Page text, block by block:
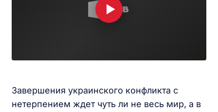
Завершения украинского конфликта с
нетерпением ждет чуть ли не весь мир, а в